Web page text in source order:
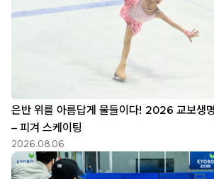
은반 위를 아름답게 물들이다! 2026 교보생
– 피겨 스케이팅
2026.08.06